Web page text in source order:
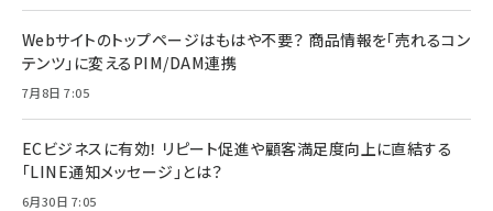
Webサイトのトップページはもはや不要？ 商品情報を「売れるコン
テンツ」に変えるPIM/DAM連携
7月8日 7:05
ECビジネスに有効！ リピート促進や顧客満足度向上に直結する
「LINE通知メッセージ」とは？
6月30日 7:05